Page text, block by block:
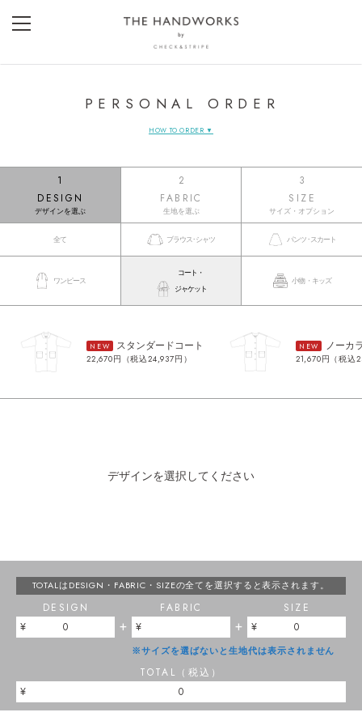
PERSONAL ORDER
HOW TO ORDER ▼
デザインを選択してください
TOTALはDESIGN・FABRIC・SIZEの全てを選択すると表示されます。
DESIGN
0
+
FABRIC
※サイズを選ばないと生地代は表示されません
+
SIZE
0
TOTAL（税込）
0
1
DESIGN
デザインを選ぶ
2
FABRIC
生地を選ぶ
3
SIZE
サイズ・オプション
全て ブラウス･シャツ パンツ･スカート
ワンピース
コート・
ジャケット
小物・キッズ
NEW スタンダードコート
22,670円（税込24,937円）
NEW ノーカ
21,670円（税込